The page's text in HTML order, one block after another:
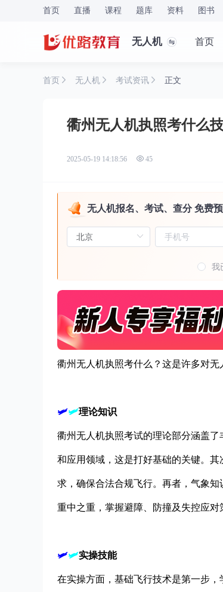
首页 直播 课程 题库 资料 图书
无人机 首页
首页 无人机 考试资讯 正文
衢州无人机执照考什么
2025-05-19 14:18:56 45
无人机报名、考试、查分 免费
我
衢州无人机执照考什么？这是许多对
🛩🛩理论知识
衢州无人机执照考试的理论部分涵盖
和应用领域，这是打好基础的关键。
求，确保合法合规飞行。再者，气象
重中之重，掌握避障、防撞及失控应对
🛩🛩实操技能
在实操方面，基础飞行技术是第一步